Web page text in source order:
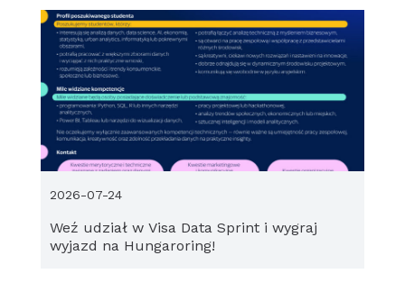
Weź udział w Visa Data Sprint i wygraj
wyjazd na Hungaroring!
2026-07-24